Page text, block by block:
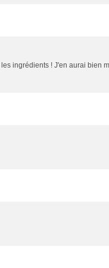
ingrédients ! J'en aurai bien